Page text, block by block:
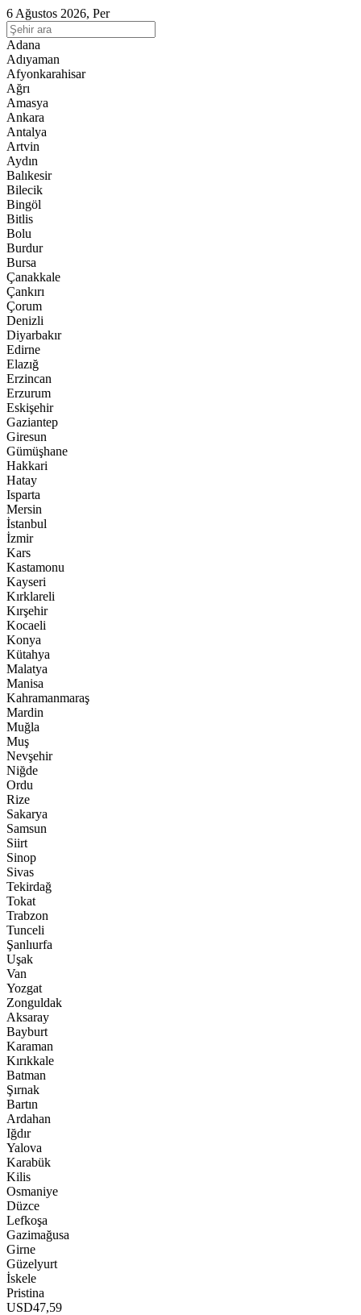
6 Ağustos 2026, Per
Adana
Adıyaman
Afyonkarahisar
Ağrı
Amasya
Ankara
Antalya
Artvin
Aydın
Balıkesir
Bilecik
Bingöl
Bitlis
Bolu
Burdur
Bursa
Çanakkale
Çankırı
Çorum
Denizli
Diyarbakır
Edirne
Elazığ
Erzincan
Erzurum
Eskişehir
Gaziantep
Giresun
Gümüşhane
Hakkari
Hatay
Isparta
Mersin
İstanbul
İzmir
Kars
Kastamonu
Kayseri
Kırklareli
Kırşehir
Kocaeli
Konya
Kütahya
Malatya
Manisa
Kahramanmaraş
Mardin
Muğla
Muş
Nevşehir
Niğde
Ordu
Rize
Sakarya
Samsun
Siirt
Sinop
Sivas
Tekirdağ
Tokat
Trabzon
Tunceli
Şanlıurfa
Uşak
Van
Yozgat
Zonguldak
Aksaray
Bayburt
Karaman
Kırıkkale
Batman
Şırnak
Bartın
Ardahan
Iğdır
Yalova
Karabük
Kilis
Osmaniye
Düzce
Lefkoşa
Gazimağusa
Girne
Güzelyurt
İskele
Pristina
USD47,59